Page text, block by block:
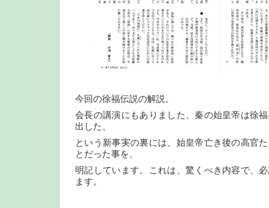
今回の徐福伝説の解説。
会長の講演にもありました、秦の始皇帝は徐
出した、
という新事実の裏には、始皇帝亡き後の高官
とだった事を、
明記しています。これは、驚くべき内容で、
ます。